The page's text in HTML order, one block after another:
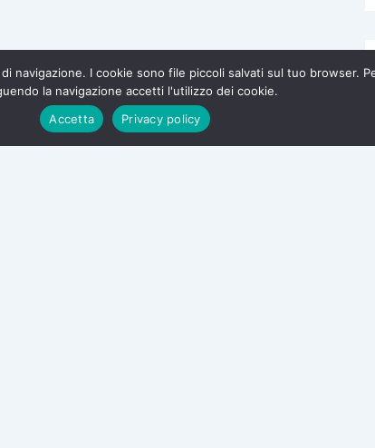
diritti.
I cookie sono file piccoli salvati sul tuo browser.
la navigazione accetti l'utilizzo dei cookie.
Accetta
Privacy policy